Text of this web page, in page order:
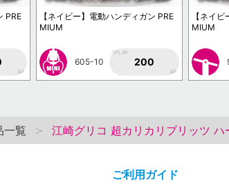
PRE
AP
【ネイビー】電動ハンディガン PRE
MIUM
605-10
1PLAY
200
AP
【ネイ
MIUM
一覧 江崎グリコ 超カリカリプリッツ
ご利用ガイド